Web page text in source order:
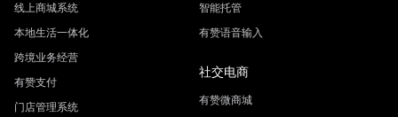
线上商城系统
本地生活一体化
跨境业务经营
有赞支付
门店管理系统
智能托管
有赞语音输入
社交电商
有赞微商城